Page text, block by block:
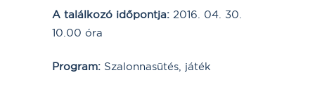
A találkozó időpontja: 2016. 04. 30.
10.00 óra
Program: Szalonnasütés, játék